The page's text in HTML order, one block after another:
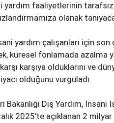
yardım faaliyetlerinin
olanak
yardım çalışanları için
küresel fonlamada azalma
karşıya olduklarını ve
olduğunu vurguladı.
Bakanlığı Dış Yardım,
2025'te açıklanan 2 milyar